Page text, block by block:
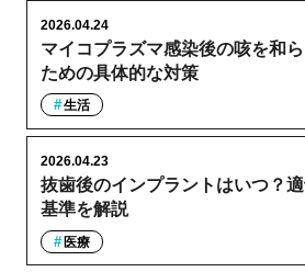
マイコプラズマ感染後の咳を和
ための具体的な対策
2026.04.24
生活
抜歯後のインプラントはいつ？
基準を解説
2026.04.23
医療